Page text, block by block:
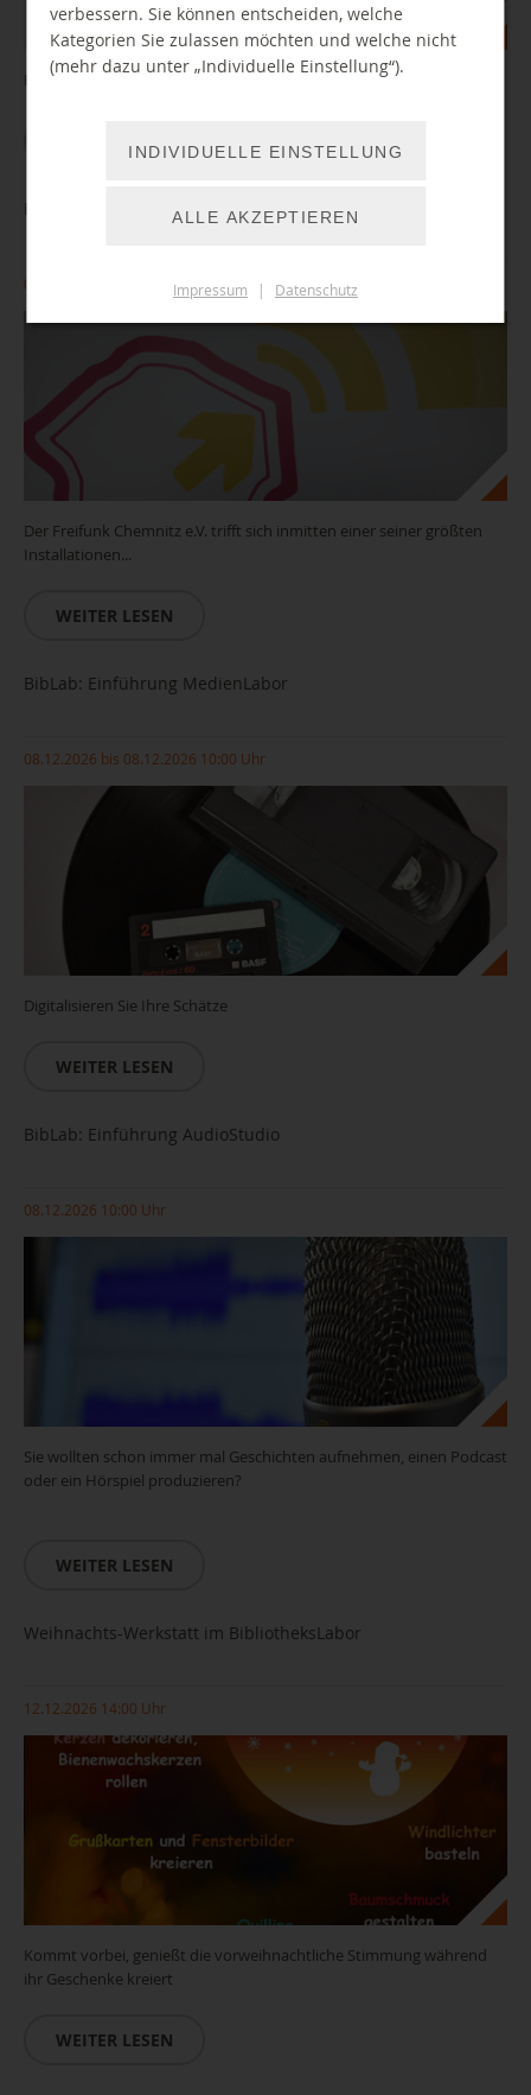
Einstiegskurs rund um das Smartphone, für Senioren
WEITER LESEN
BibLab: Freifunk Sprechstunde
07.12.2026 16:00 Uhr
Der Freifunk Chemnitz e.V. trifft sich inmitten einer seiner größten
Installationen...
WEITER LESEN
BibLab: Einführung MedienLabor
08.12.2026 bis 08.12.2026 10:00 Uhr
Digitalisieren Sie Ihre Schätze
WEITER LESEN
BibLab: Einführung AudioStudio
08.12.2026 10:00 Uhr
Sie wollten schon immer mal Geschichten aufnehmen, einen Podcast
oder ein Hörspiel produzieren?
WEITER LESEN
Weihnachts-Werkstatt im BibliotheksLabor
12.12.2026 14:00 Uhr
Kommt vorbei, genießt die vorweihnachtliche Stimmung während
ihr Geschenke kreiert
WEITER LESEN
verbessern. Sie können entscheiden, welche
Kategorien Sie zulassen möchten und welche nicht
(mehr dazu unter „Individuelle Einstellung“).
INDIVIDUELLE EINSTELLUNG
ALLE AKZEPTIEREN
Impressum | Datenschutz